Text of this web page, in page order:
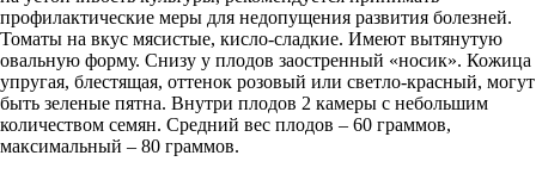
профилактические меры для недопущения развития болезней.
Томаты на вкус мясистые, кисло-сладкие. Имеют вытянутую
овальную форму. Снизу у плодов заостренный «носик». Кожица
упругая, блестящая, оттенок розовый или светло-красный, могут
быть зеленые пятна. Внутри плодов 2 камеры с небольшим
количеством семян. Средний вес плодов – 60 граммов,
максимальный – 80 граммов.